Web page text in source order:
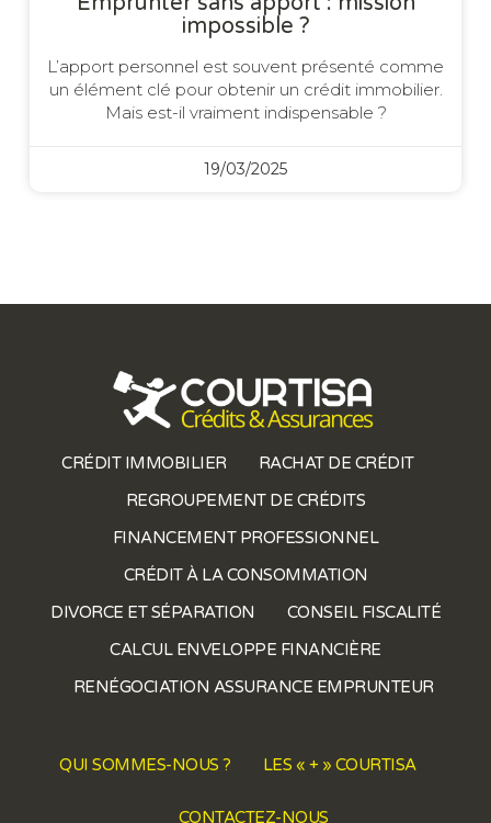
impossible ?
L’apport personnel est souvent présenté comme
un élément clé pour obtenir un crédit immobilier.
Mais est-il vraiment indispensable ?
19/03/2025
CRÉDIT IMMOBILIER
RACHAT DE CRÉDIT
REGROUPEMENT DE CRÉDITS
FINANCEMENT PROFESSIONNEL
CRÉDIT À LA CONSOMMATION
DIVORCE ET SÉPARATION
CONSEIL FISCALITÉ
CALCUL ENVELOPPE FINANCIÈRE
RENÉGOCIATION ASSURANCE EMPRUNTEUR
QUI SOMMES-NOUS ? LES « + » COURTISA
CONTACTEZ-NOUS